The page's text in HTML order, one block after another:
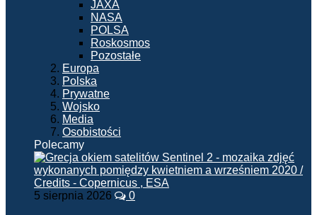
JAXA
NASA
POLSA
Roskosmos
Pozostałe
Europa
Polska
Prywatne
Wojsko
Media
Osobistości
Polecamy
5 sierpnia 2026 0